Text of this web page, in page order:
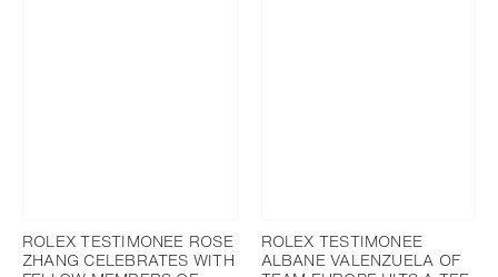
ROLEX TESTIMONEE ROSE
ZHANG CELEBRATES WITH
ROLEX TESTIMONEE
ALBANE VALENZUELA OF